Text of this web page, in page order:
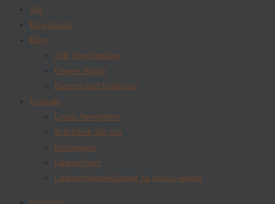
Wir
Downloads
Blog
Alle Blogbeiträge
Unsere Städte
Burgen und Schlösser
Kontakt
Unser Newsletter
Schreiben Sie uns
Impressum
Datenschutz
Datenschutzerklärung zu Social-Media